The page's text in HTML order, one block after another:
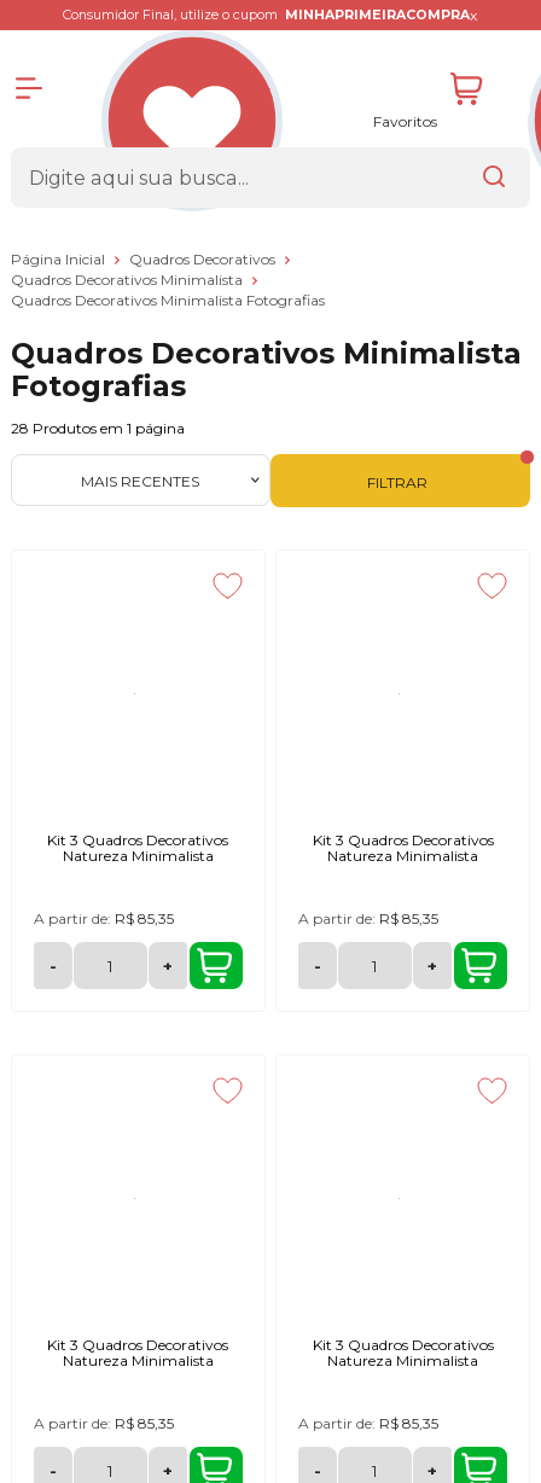
Consumidor Final, utilize o cupom MINHAPRIMEIRACOMPRAx
Favoritos
Página Inicial
Quadros Decorativos
Quadros Decorativos Minimalista
Quadros Decorativos Minimalista Fotografias
Quadros Decorativos Minimalista
Fotografias
28 Produtos em 1 página
FILTRAR
MAIS RECENTES
Kit 3 Quadros Decorativos
Natureza Minimalista
A partir de: R$ 85,35
- +
Kit 3 Quadros Decorativos
Natureza Minimalista
A partir de: R$ 85,35
- +
Kit 3 Quadros Decorativos
Natureza Minimalista
A partir de: R$ 85,35
- +
Kit 3 Quadros Decorativos
Natureza Minimalista
A partir de: R$ 85,35
- +